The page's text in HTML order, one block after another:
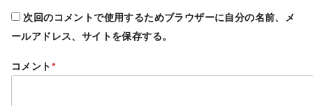
次回のコメントで使用するためブラウザーに自分の名前、メ
ールアドレス、サイトを保存する。
コメント*